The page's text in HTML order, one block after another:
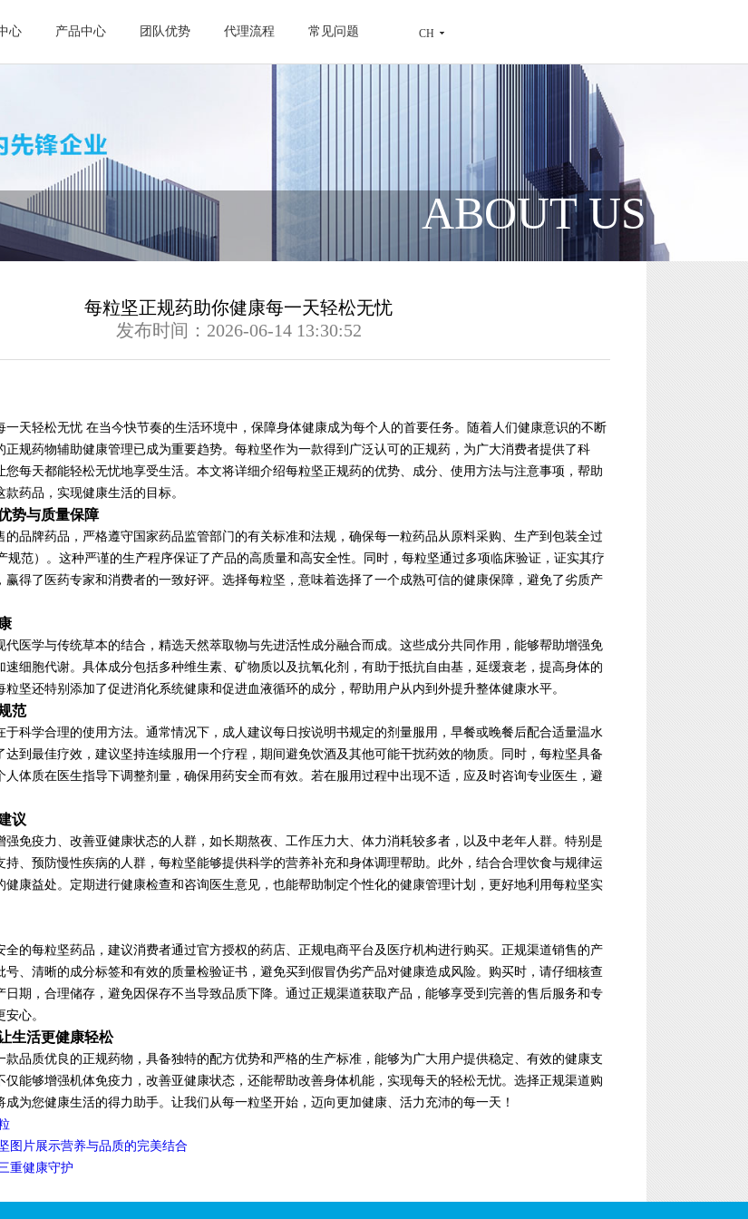
心 产品中心 团队优势 代理流程
常见问题
CH
ABOUT US
每粒坚正规药助你健康每一天轻松无忧
发布时间：2026-06-14 13:30:52
一天轻松无忧 在当今快节奏的生活环境中，保障身体健康成为每个人的首要任务。随着人们健康意识的不断
正规药物辅助健康管理已成为重要趋势。每粒坚作为一款得到广泛认可的正规药，为广大消费者提供了科
您每天都能轻松无忧地享受生活。本文将详细介绍每粒坚正规药的优势、成分、使用方法与注意事项，帮助
药品，实现健康生活的目标。
势与质量保障
的品牌药品，严格遵守国家药品监管部门的有关标准和法规，确保每一粒药品从原料采购、生产到包装全过
规范）。这种严谨的生产程序保证了产品的高质量和高安全性。同时，每粒坚通过多项临床验证，证实其疗
赢得了医药专家和消费者的一致好评。选择每粒坚，意味着选择了一个成熟可信的健康保障，避免了劣质产
代医学与传统草本的结合，精选天然萃取物与先进活性成分融合而成。这些成分共同作用，能够帮助增强免
速细胞代谢。具体成分包括多种维生素、矿物质以及抗氧化剂，有助于抵抗自由基，延缓衰老，提高身体的
粒坚还特别添加了促进消化系统健康和促进血液循环的成分，帮助用户从内到外提升整体健康水平。
范
于科学合理的使用方法。通常情况下，成人建议每日按说明书规定的剂量服用，早餐或晚餐后配合适量温水
达到最佳疗效，建议坚持连续服用一个疗程，期间避免饮酒及其他可能干扰药效的物质。同时，每粒坚具备
人体质在医生指导下调整剂量，确保用药安全而有效。若在服用过程中出现不适，应及时咨询专业医生，避
议
强免疫力、改善亚健康状态的人群，如长期熬夜、工作压力大、体力消耗较多者，以及中老年人群。特别是
持、预防慢性疾病的人群，每粒坚能够提供科学的营养补充和身体调理帮助。此外，结合合理饮食与规律运
健康益处。定期进行健康检查和咨询医生意见，也能帮助制定个性化的健康管理计划，更好地利用每粒坚实
全的每粒坚药品，建议消费者通过官方授权的药店、正规电商平台及医疗机构进行购买。正规渠道销售的产
号、清晰的成分标签和有效的质量检验证书，避免买到假冒伪劣产品对健康造成风险。购买时，请仔细核查
日期，合理储存，避免因保存不当导致品质下降。通过正规渠道获取产品，能够享受到完善的售后服务和专
心。
生活更健康轻松
款品质优良的正规药物，具备独特的配方优势和严格的生产标准，能够为广大用户提供稳定、有效的健康支
仅能够增强机体免疫力，改善亚健康状态，还能帮助改善身体机能，实现每天的轻松无忧。选择正规渠道购
为您健康生活的得力助手。让我们从每一粒坚开始，迈向更加健康、活力充沛的每一天！
图片展示营养与品质的完美结合
重健康守护